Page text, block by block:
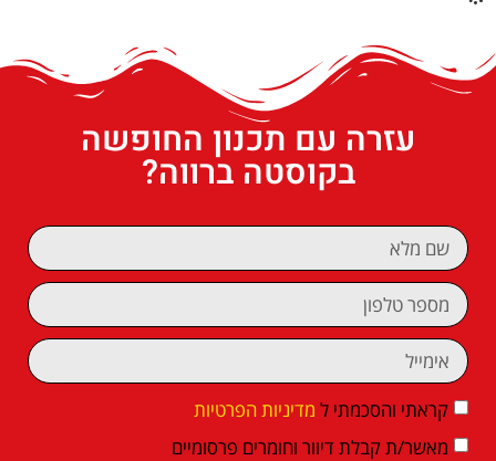
עזרה עם תכנון החופשה
בקוסטה ברווה?
קראתי והסכמתי ל מדיניות הפרטיות
מאשר/ת קבלת דיוור וחומרים פרסומיים